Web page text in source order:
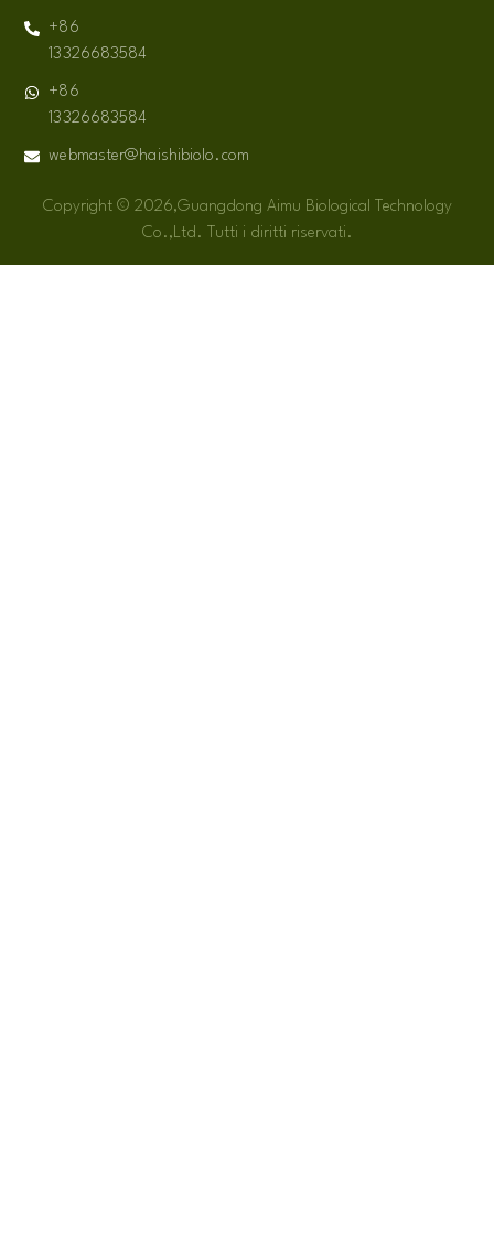
+86
13326683584
+86
13326683584
webmaster@haishibiolo.com
Copyright © 2026,Guangdong Aimu Biological Technology
Co.,Ltd. Tutti i diritti riservati.